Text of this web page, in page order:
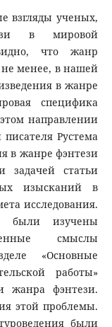
взгляды ученых,
в мировой
что жанр
менее, в нашей
в жанре
специфика
направлении
Рустема
в жанре фэнтези
задачей статьи
изысканий в
исследования.
были изучены
смыслы
«Основные
работы»
жанра фэнтези.
этой проблемы.
были